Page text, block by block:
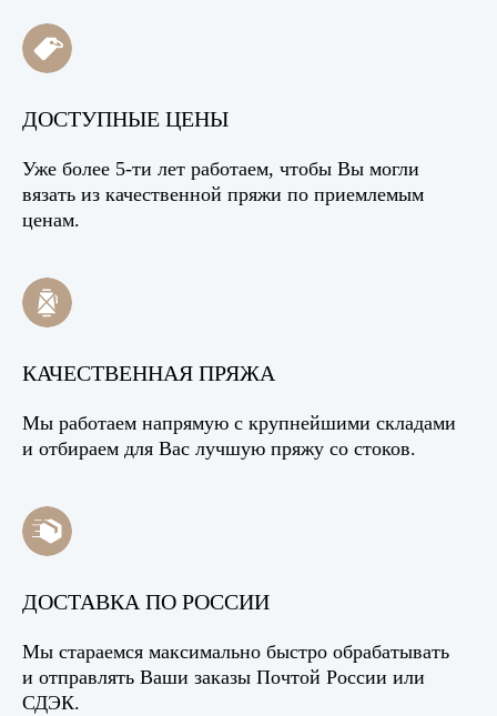
ДОСТУПНЫЕ ЦЕНЫ
Уже более 5-ти лет работаем, чтобы Вы могли
вязать из качественной пряжи по приемлемым
ценам.
КАЧЕСТВЕННАЯ ПРЯЖА
Мы работаем напрямую с крупнейшими складами
и отбираем для Вас лучшую пряжу со стоков.
ДОСТАВКА ПО РОССИИ
Мы стараемся максимально быстро обрабатывать
и отправлять Ваши заказы Почтой России или
СДЭК.